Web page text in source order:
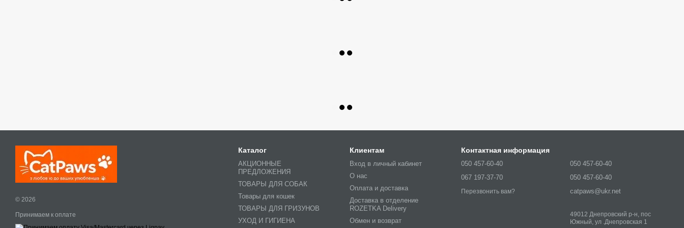
© 2026
Принимаем к оплате
Каталог
АКЦИОННЫЕ
ПРЕДЛОЖЕНИЯ
ТОВАРЫ ДЛЯ СОБАК
Товары для кошек
ТОВАРЫ ДЛЯ ГРИЗУНОВ
УХОД И ГИГИЕНА
Клиентам
Вход в личный кабинет
О нас
Оплата и доставка
Доставка в отделение
ROZETKA Delivery
Обмен и возврат
Контактная информация
050 457-60-40
067 197-37-70
Перезвонить вам?
050 457-60-40
050 457-60-40
catpaws@ukr.net
49012 Днепровский р-н, пос
Южный, ул .Днепровская 1